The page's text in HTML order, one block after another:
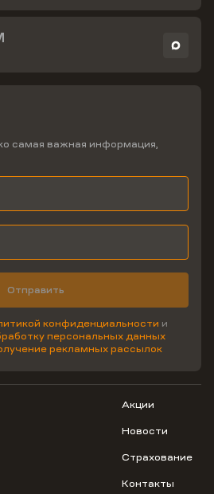
самая важная информация,
Отправить
конфиденциальности и
персональных данных
рекламных рассылок
Акции
Новости
Страхование
Контакты